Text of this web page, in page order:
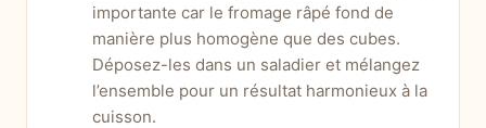
importante car le fromage râpé fond de
manière plus homogène que des cubes.
Déposez-les dans un saladier et mélangez
l’ensemble pour un résultat harmonieux à la
cuisson.